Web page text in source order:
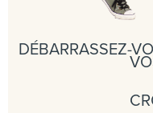
DÉBARRASSEZ-